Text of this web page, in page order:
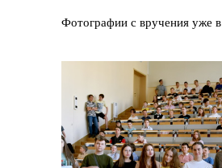
Фотографии с вручения уже в